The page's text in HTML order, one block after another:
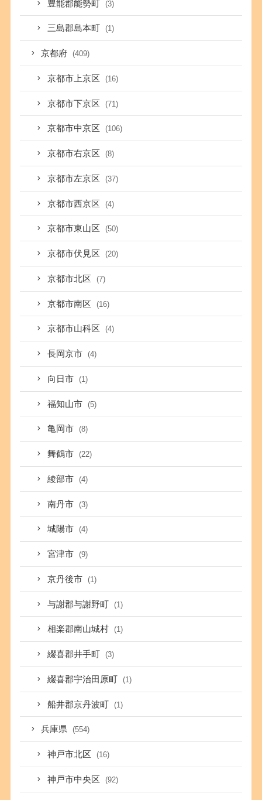
豊能郡能勢町 (3)
三島郡島本町 (1)
京都府 (409)
京都市上京区 (16)
京都市下京区 (71)
京都市中京区 (106)
京都市右京区 (8)
京都市左京区 (37)
京都市西京区 (4)
京都市東山区 (50)
京都市伏見区 (20)
京都市北区 (7)
京都市南区 (16)
京都市山科区 (4)
長岡京市 (4)
向日市 (1)
福知山市 (5)
亀岡市 (8)
舞鶴市 (22)
綾部市 (4)
南丹市 (3)
城陽市 (4)
宮津市 (9)
京丹後市 (1)
与謝郡与謝野町 (1)
相楽郡南山城村 (1)
綴喜郡井手町 (3)
綴喜郡宇治田原町 (1)
船井郡京丹波町 (1)
兵庫県 (554)
神戸市北区 (16)
神戸市中央区 (92)